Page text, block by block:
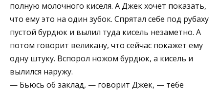
полную молочного киселя. А Джек хочет показать,
что ему это на один зубок. Спрятал себе под рубаху
пустой бурдюк и вылил туда кисель незаметно. А
потом говорит великану, что сейчас покажет ему
одну штуку. Вспорол ножом бурдюк, а кисель и
вылился наружу.
— Бьюсь об заклад, — говорит Джек, — тебе